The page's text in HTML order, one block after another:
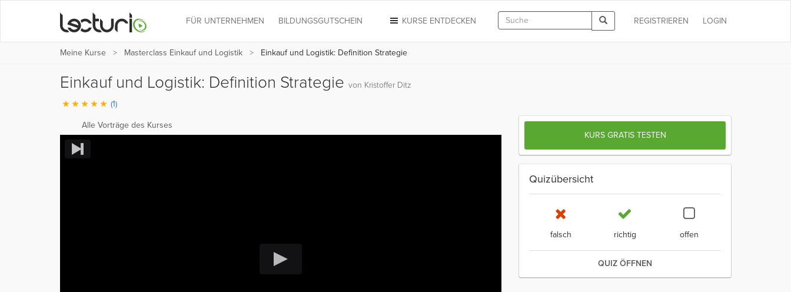
LOGIN
REGISTRIEREN
KURSE ENTDECKEN
FÜR UNTERNEHMEN BILDUNGSGUTSCHEIN
Meine Kurse Masterclass Einkauf und Logistik Einkauf und Logistik: Definition Strategie
Einkauf und Logistik: Definition Strategie von Kristoffer Ditz
(1)
Alle Vorträge des Kurses
KURS GRATIS TESTEN
Quizübersicht
falsch richtig offen
QUIZ ÖFFNEN